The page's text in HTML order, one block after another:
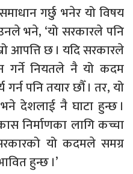
गर्छु भनेर यो विषय
भने, ‘यो सरकारले पनि
आपत्ति छ । यदि सरकारले
गर्ने नियतले नै यो कदम
पनि तयार छौँ । तर, यो
देशलाई नै घाटा हुन्छ ।
निर्माणका लागि कच्चा
सरकारको यो कदमले समग्र
हुन्छ ।’